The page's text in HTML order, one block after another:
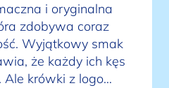
i oryginalna
zdobywa coraz
Wyjątkowy smak
że każdy ich kęs
krówki z logo…